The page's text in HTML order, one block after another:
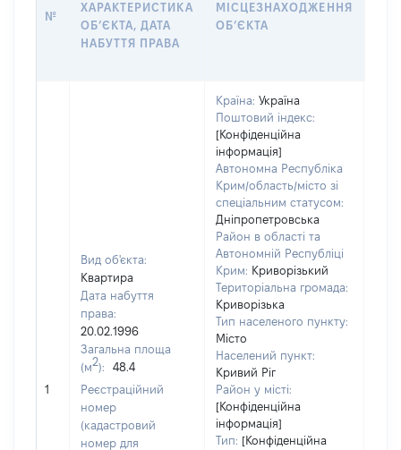
№
ХАРАКТЕРИСТИКА
ОБʼЄКТА, ДАТА
НАБУТТЯ ПРАВА
МІСЦЕЗНАХОДЖЕННЯ
ОБʼЄКТА
1
Вид об'єкта:
Квартира
Дата набуття
права:
20.02.1996
Загальна площа
(м2):
48.4
Реєстраційний
номер
(кадастровий
номер для
Країна: Україна
Поштовий індекс:
[Конфіденційна
інформація]
Автономна Республіка
Крим/область/місто зі
спеціальним статусом:
Дніпропетровська
Район в області та
Автономній Республіці
Крим: Криворізький
Територіальна громада:
Криворізька
Тип населеного пункту:
Місто
Населений пункт:
Кривий Ріг
Район у місті:
[Конфіденційна
інформація]
Тип: [Конфіденційна